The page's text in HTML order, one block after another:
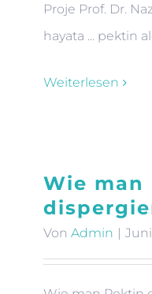
Proje Prof. Dr.
hayata ... pektin
Weiterlesen
Wie man
Von Admin |